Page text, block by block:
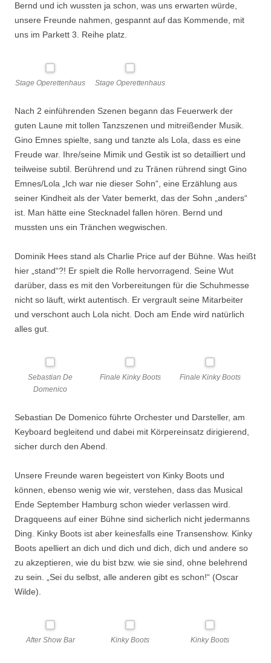
Bernd und ich wussten ja schon, was uns erwarten würde,
unsere Freunde nahmen, gespannt auf das Kommende, mit
uns im Parkett 3. Reihe platz.
Stage Operettenhaus Stage Operettenhaus
Nach 2 einführenden Szenen begann das Feuerwerk der
guten Laune mit tollen Tanzszenen und mitreißender Musik.
Gino Emnes spielte, sang und tanzte als Lola, dass es eine
Freude war. Ihre/seine Mimik und Gestik ist so detailliert und
teilweise subtil. Berührend und zu Tränen rührend singt Gino
Emnes/Lola „Ich war nie dieser Sohn“, eine Erzählung aus
seiner Kindheit als der Vater bemerkt, das der Sohn „anders“
ist. Man hätte eine Stecknadel fallen hören. Bernd und
mussten uns ein Tränchen wegwischen.
Dominik Hees stand als Charlie Price auf der Bühne. Was heißt
hier „stand“?! Er spielt die Rolle hervorragend. Seine Wut
darüber, dass es mit den Vorbereitungen für die Schuhmesse
nicht so läuft, wirkt autentisch. Er vergrault seine Mitarbeiter
und verschont auch Lola nicht. Doch am Ende wird natürlich
alles gut.
Sebastian De
Domenico
Finale Kinky Boots Finale Kinky Boots
Sebastian De Domenico führte Orchester und Darsteller, am
Keyboard begleitend und dabei mit Körpereinsatz dirigierend,
sicher durch den Abend.
Unsere Freunde waren begeistert von Kinky Boots und
können, ebenso wenig wie wir, verstehen, dass das Musical
Ende September Hamburg schon wieder verlassen wird.
Dragqueens auf einer Bühne sind sicherlich nicht jedermanns
Ding. Kinky Boots ist aber keinesfalls eine Transenshow. Kinky
Boots apelliert an dich und dich und dich, dich und andere so
zu akzeptieren, wie du bist bzw. wie sie sind, ohne belehrend
zu sein. „Sei du selbst, alle anderen gibt es schon!“ (Oscar
Wilde).
After Show Bar Kinky Boots Kinky Boots